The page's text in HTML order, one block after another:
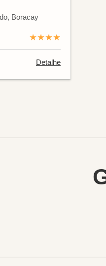
Boracay
★★★★
Detalhe